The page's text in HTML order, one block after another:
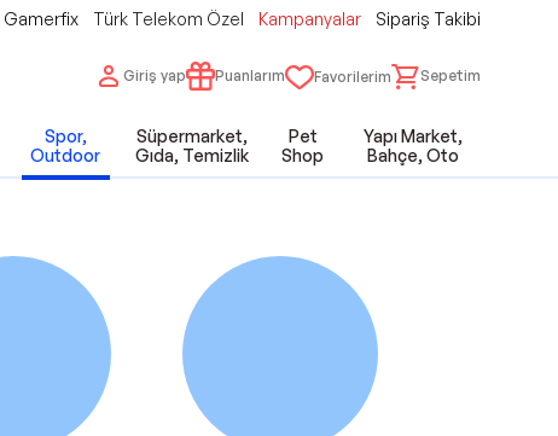
Gamerfix Türk Telekom Özel Kampanyalar Sipariş Takibi
Giriş yap Puanlarım Favorilerim Sepetim
Spor,
Outdoor
Süpermarket,
Gıda, Temizlik
Pet
Shop
Yapı Market,
Bahçe, Oto